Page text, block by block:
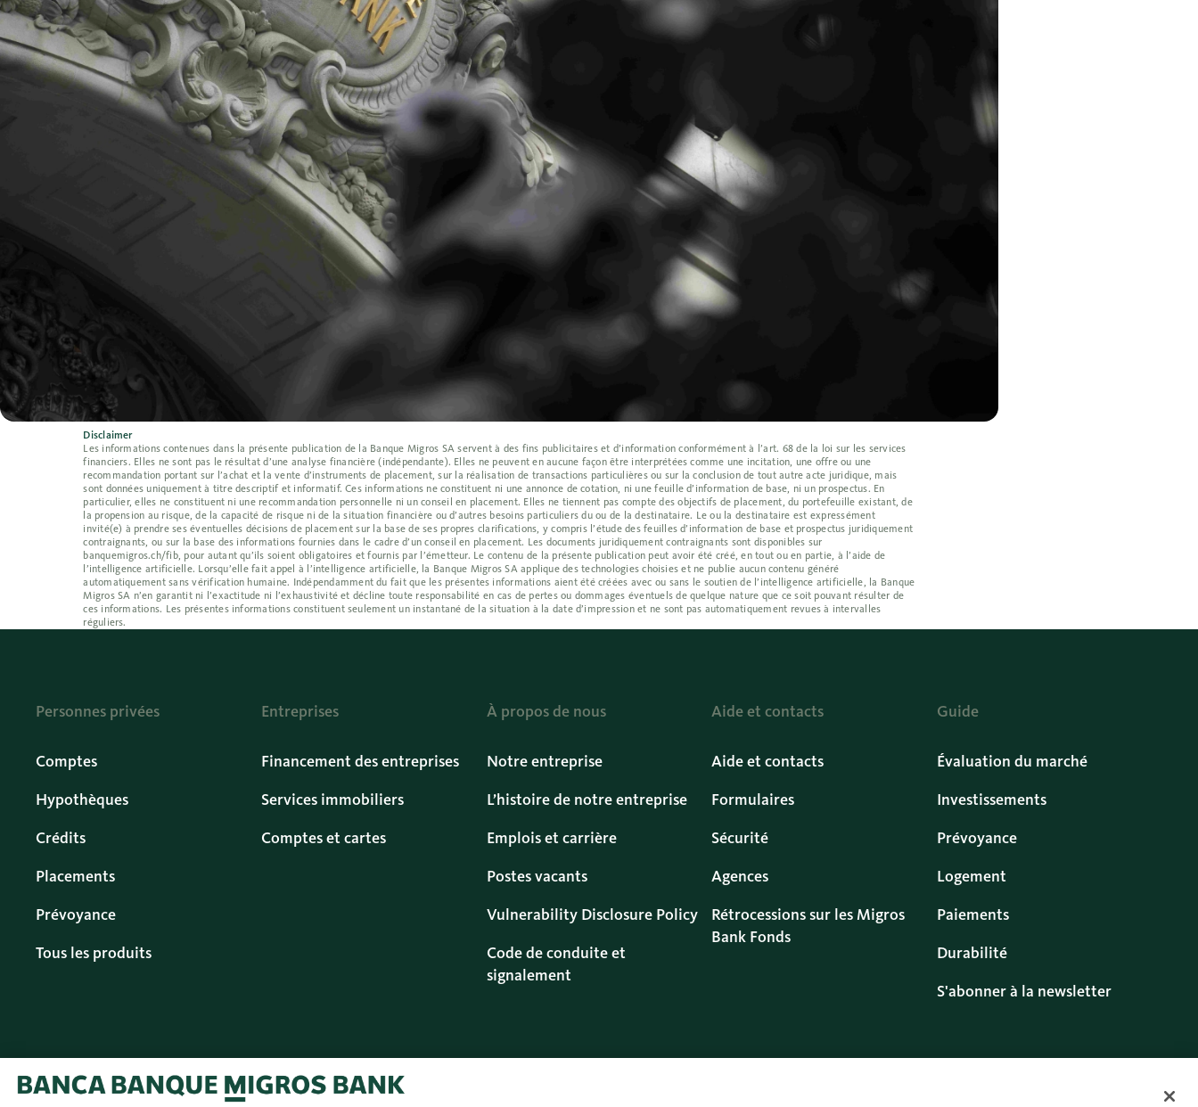
Disclaimer
Les informations contenues dans la présente publication de la Banque Migros SA servent à des fins publicitaires et d’information conformément à l’art. 68 de la loi sur les services
financiers. Elles ne sont pas le résultat d’une analyse financière (indépendante). Elles ne peuvent en aucune façon être interprétées comme une incitation, une offre ou une
recommandation portant sur l’achat et la vente d’instruments de placement, sur la réalisation de transactions particulières ou sur la conclusion de tout autre acte juridique, mais
sont données uniquement à titre descriptif et informatif. Ces informations ne constituent ni une annonce de cotation, ni une feuille d’information de base, ni un prospectus. En
particulier, elles ne constituent ni une recommandation personnelle ni un conseil en placement. Elles ne tiennent pas compte des objectifs de placement, du portefeuille existant, de
la propension au risque, de la capacité de risque ni de la situation financière ou d’autres besoins particuliers du ou de la destinataire. Le ou la destinataire est expressément
invité(e) à prendre ses éventuelles décisions de placement sur la base de ses propres clarifications, y compris l’étude des feuilles d’information de base et prospectus juridiquement
contraignants, ou sur la base des informations fournies dans le cadre d’un conseil en placement. Les documents juridiquement contraignants sont disponibles sur
banquemigros.ch/fib, pour autant qu’ils soient obligatoires et fournis par l’émetteur. Le contenu de la présente publication peut avoir été créé, en tout ou en partie, à l’aide de
l’intelligence artificielle. Lorsqu’elle fait appel à l’intelligence artificielle, la Banque Migros SA applique des technologies choisies et ne publie aucun contenu généré
automatiquement sans vérification humaine. Indépendamment du fait que les présentes informations aient été créées avec ou sans le soutien de l’intelligence artificielle, la Banque
Migros SA n’en garantit ni l’exactitude ni l’exhaustivité et décline toute responsabilité en cas de pertes ou dommages éventuels de quelque nature que ce soit pouvant résulter de
ces informations. Les présentes informations constituent seulement un instantané de la situation à la date d’impression et ne sont pas automatiquement revues à intervalles
réguliers.
Personnes privées
Comptes
Hypothèques
Crédits
Placements
Prévoyance
Tous les produits
Entreprises
Financement des entreprises
Services immobiliers
Comptes et cartes
À propos de nous
Notre entreprise
L’histoire de notre entreprise
Emplois et carrière
Postes vacants
Vulnerability Disclosure Policy
Code de conduite et
signalement
Aide et contacts
Aide et contacts
Formulaires
Sécurité
Agences
Rétrocessions sur les Migros
Bank Fonds
Guide
Évaluation du marché
Investissements
Prévoyance
Logement
Paiements
Durabilité
S'abonner à la newsletter